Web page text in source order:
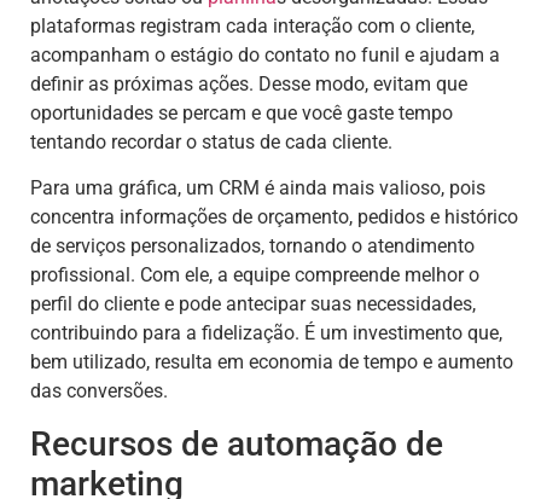
plataformas registram cada interação com o cliente,
acompanham o estágio do contato no funil e ajudam a
definir as próximas ações. Desse modo, evitam que
oportunidades se percam e que você gaste tempo
tentando recordar o status de cada cliente.
Para uma gráfica, um CRM é ainda mais valioso, pois
concentra informações de orçamento, pedidos e histórico
de serviços personalizados, tornando o atendimento
profissional. Com ele, a equipe compreende melhor o
perfil do cliente e pode antecipar suas necessidades,
contribuindo para a fidelização. É um investimento que,
bem utilizado, resulta em economia de tempo e aumento
das conversões.
Recursos de automação de
marketing